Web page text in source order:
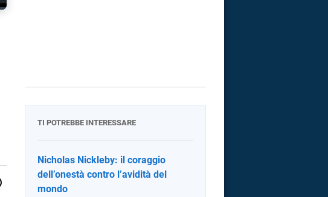
TI POTREBBE INTERESSARE
Nicholas Nickleby: il coraggio
dell’onestà contro l’avidità del
mondo